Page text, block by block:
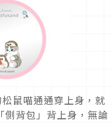
鼠喵通通穿上身，就
側背包」背上身，無論